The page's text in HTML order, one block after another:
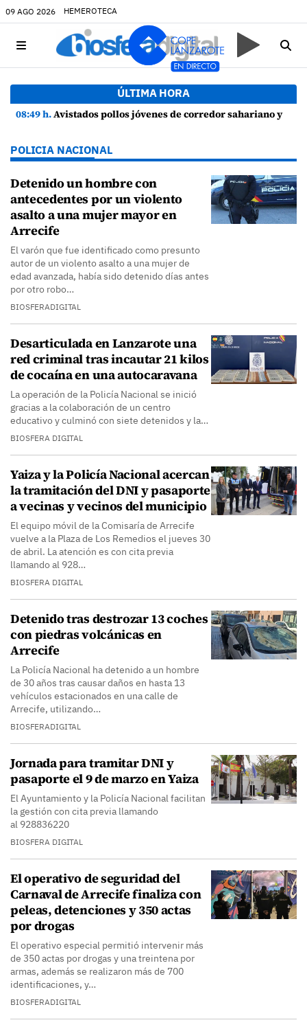
09 AGO 2026 HEMEROTECA
ÚLTIMA HORA
08:49 h.Avistados pollos jóvenes de corredor sahariano y episodios de cortejo de hubara cerca del rally de Lanzarote
POLICIA NACIONAL
Detenido un hombre con
antecedentes por un violento
asalto a una mujer mayor en
Arrecife
El varón que fue identificado como presunto
autor de un violento asalto a una mujer de
edad avanzada, había sido detenido días antes
por otro robo…
BIOSFERADIGITAL
Desarticulada en Lanzarote una
red criminal tras incautar 21 kilos
de cocaína en una autocaravana
La operación de la Policía Nacional se inició
gracias a la colaboración de un centro
educativo y culminó con siete detenidos y la…
BIOSFERA DIGITAL
Yaiza y la Policía Nacional acercan
la tramitación del DNI y pasaporte
a vecinas y vecinos del municipio
El equipo móvil de la Comisaría de Arrecife
vuelve a la Plaza de Los Remedios el jueves 30
de abril. La atención es con cita previa
llamando al 928…
BIOSFERA DIGITAL
Detenido tras destrozar 13 coches
con piedras volcánicas en
Arrecife
La Policía Nacional ha detenido a un hombre
de 30 años tras causar daños en hasta 13
vehículos estacionados en una calle de
Arrecife, utilizando…
BIOSFERADIGITAL
Jornada para tramitar DNI y
pasaporte el 9 de marzo en Yaiza
El Ayuntamiento y la Policía Nacional facilitan
la gestión con cita previa llamando
al 928836220
BIOSFERA DIGITAL
El operativo de seguridad del
Carnaval de Arrecife finaliza con
peleas, detenciones y 350 actas
por drogas
El operativo especial permitió intervenir más
de 350 actas por drogas y una treintena por
armas, además se realizaron más de 700
identificaciones, y…
BIOSFERADIGITAL